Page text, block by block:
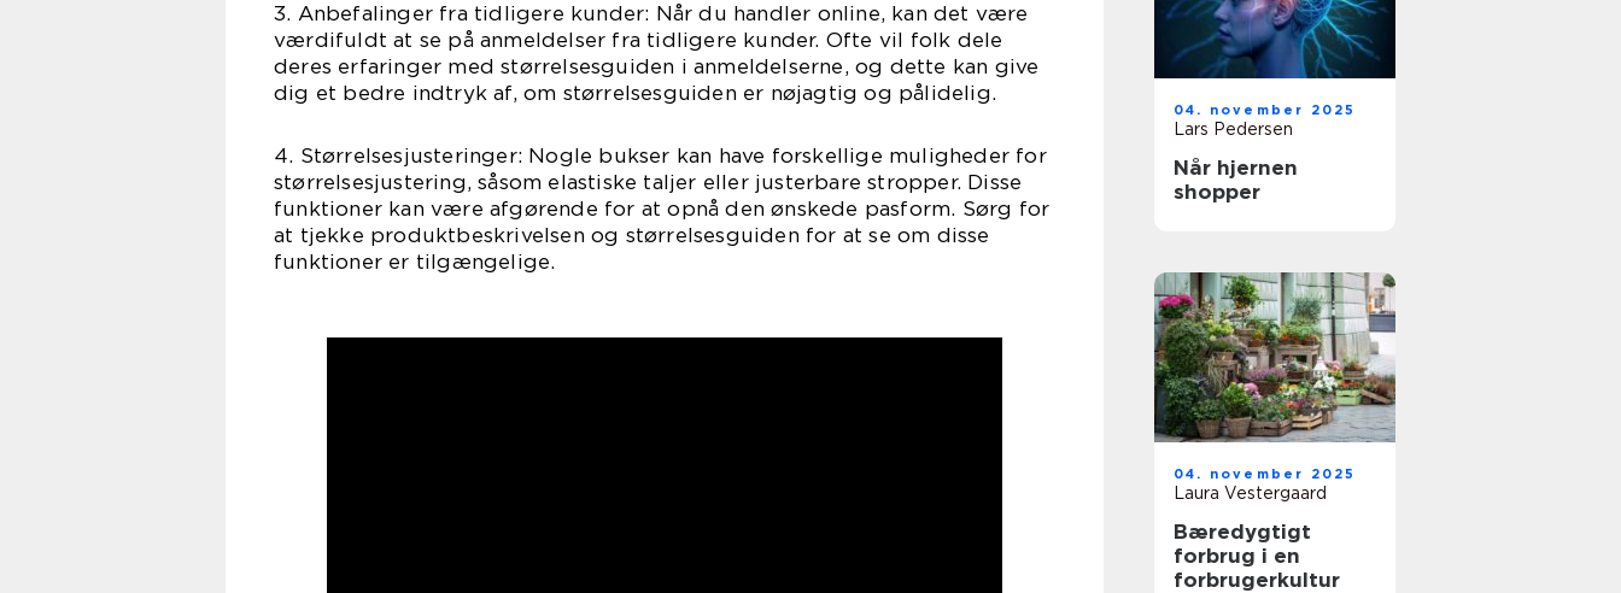
3. Anbefalinger fra tidligere kunder: Når du handler online, kan det være
værdifuldt at se på anmeldelser fra tidligere kunder. Ofte vil folk dele
deres erfaringer med størrelsesguiden i anmeldelserne, og dette kan give
dig et bedre indtryk af, om størrelsesguiden er nøjagtig og pålidelig.
4. Størrelsesjusteringer: Nogle bukser kan have forskellige muligheder for
størrelsesjustering, såsom elastiske taljer eller justerbare stropper. Disse
funktioner kan være afgørende for at opnå den ønskede pasform. Sørg for
at tjekke produktbeskrivelsen og størrelsesguiden for at se om disse
funktioner er tilgængelige.
04. november 2025
Lars Pedersen
Når hjernen
shopper
04. november 2025
Laura Vestergaard
Bæredygtigt
forbrug i en
forbrugerkultur